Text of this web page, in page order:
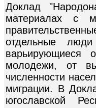
Доклад
материалах с
отдельные люди
варьирующиеся
молодежи, от
численности
миграции. В
югославской